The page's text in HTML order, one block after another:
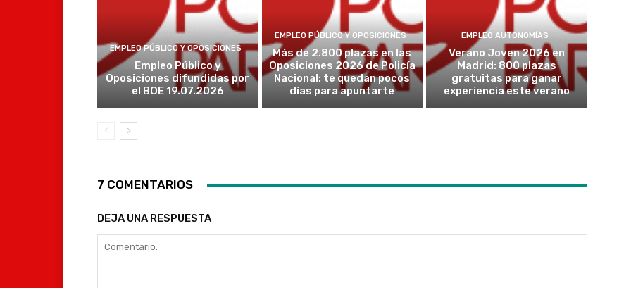
EMPLEO PÚBLICO Y OPOSICIONES
Empleo Público y
Oposiciones difundidas por
el BOE 19.07.2026
EMPLEO PÚBLICO Y OPOSICIONES
Más de 2.800 plazas en las
Oposiciones 2026 de Policía
Nacional: te quedan pocos
días para apuntarte
EMPLEO AUTONOMÍAS
Verano Joven 2026 en
Madrid: 800 plazas
gratuitas para ganar
experiencia este verano
7 COMENTARIOS
DEJA UNA RESPUESTA